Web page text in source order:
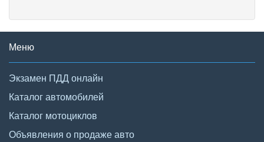
Меню
Экзамен ПДД онлайн
Каталог автомобилей
Каталог мотоциклов
Объявления о продаже авто